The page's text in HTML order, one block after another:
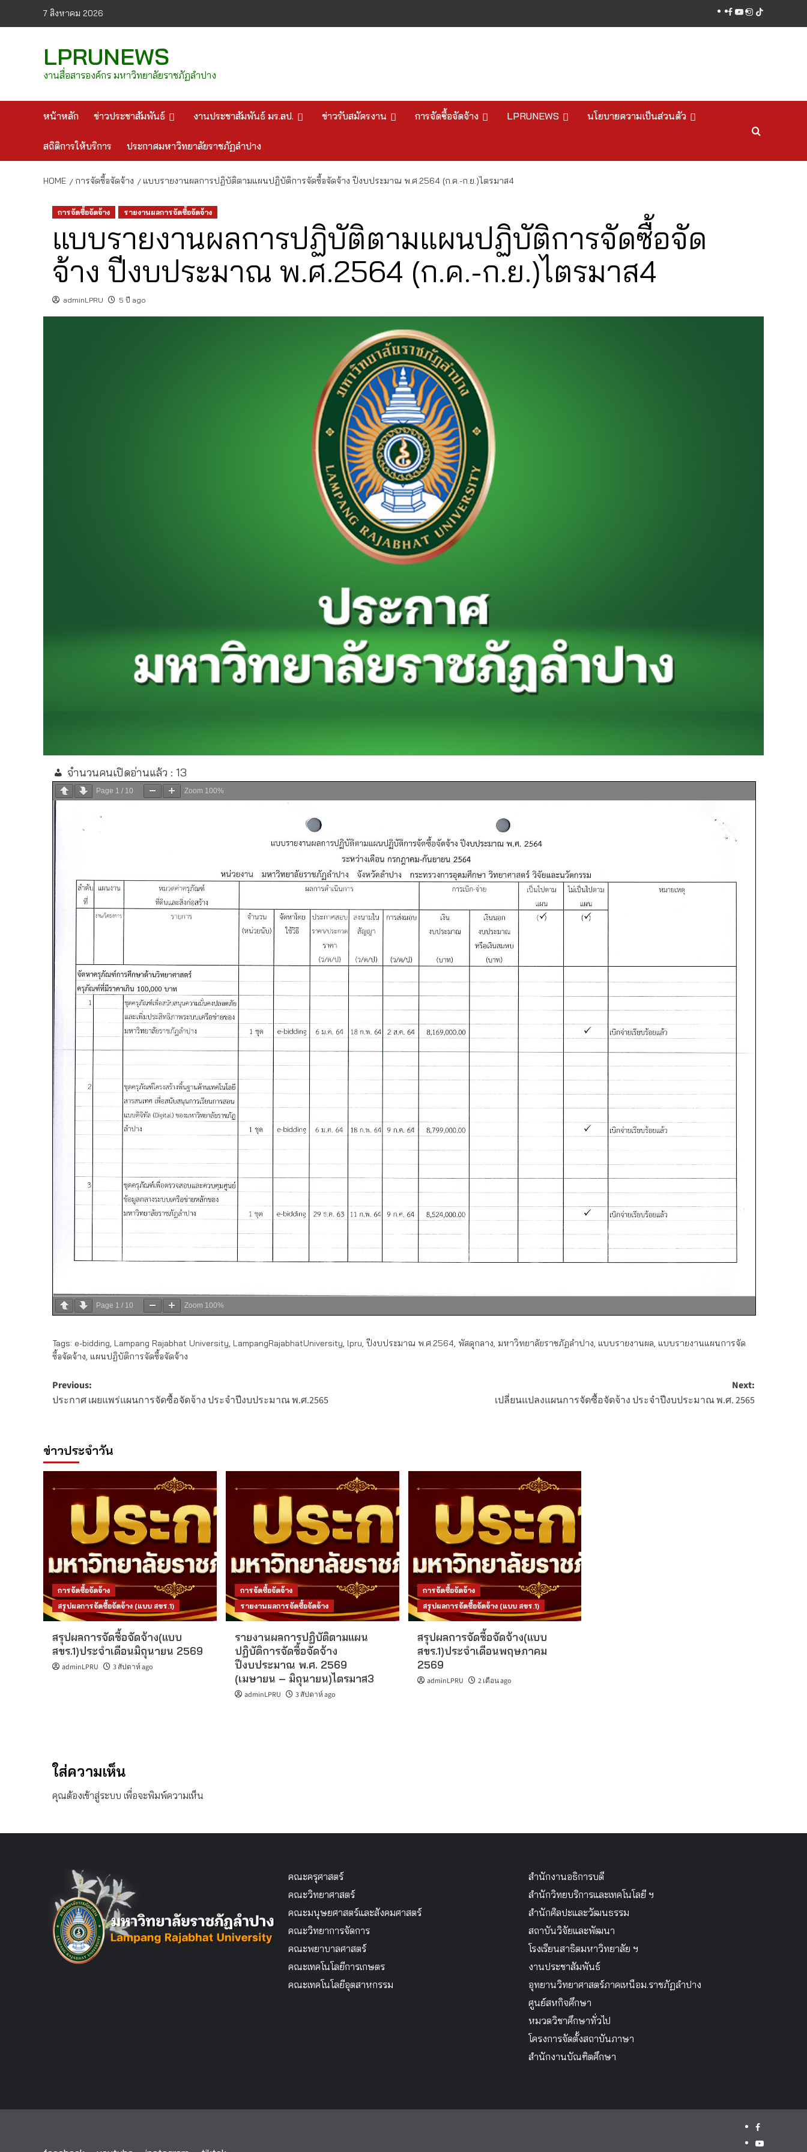
7 สิงหาคม 2026 facebook
youtube
instagram
tiktok
LPRUNEWS
งานสื่อสารองค์กร มหาวิทยาลัยราชภัฏลำปาง
หน้าหลัก ข่าวประชาสัมพันธ์ งานประชาสัมพันธ์ มร.ลป. ข่าวรับสมัครงาน การจัดซื้อจัดจ้าง LPRUNEWS นโยบายความเป็นส่วนตัว
สถิติการให้บริการ ประกาศมหาวิทยาลัยราชภัฏลำปาง
HOME การจัดซื้อจัดจ้าง แบบรายงานผลการปฏิบัติตามแผนปฏิบัติการจัดซื้อจัดจ้าง ปีงบประมาณ พ.ศ.2564 (ก.ค.-ก.ย.)ไตรมาส4
การจัดซื้อจัดจ้าง รายงานผลการจัดซื้อจัดจ้าง
แบบรายงานผลการปฏิบัติตามแผนปฏิบัติการจัดซื้อจัด
จ้าง ปีงบประมาณ พ.ศ.2564 (ก.ค.-ก.ย.)ไตรมาส4
adminLPRU 5 ปี ago
จำนวนคนเปิดอ่านแล้ว : 13
Page 1 / 10 Zoom 100%
Page 1 / 10 Zoom 100%
Tags: e-bidding, Lampang Rajabhat University, LampangRajabhatUniversity, lpru, ปีงบประมาณ พ.ศ.2564, พัสดุกลาง, มหาวิทยาลัยราชภัฏลำปาง, แบบรายงานผล, แบบรายงานแผนการจัด
ซื้อจัดจ้าง, แผนปฏิบัติการจัดซื้อจัดจ้าง
Post
navigation
Previous:
ประกาศ เผยแพร่แผนการจัดซื้อจัดจ้าง ประจำปีงบประมาณ พ.ศ.2565
Next:
เปลี่ยนแปลงแผนการจัดซื้อจัดจ้าง ประจำปีงบประมาณ พ.ศ. 2565
ข่าวประจำวัน
การจัดซื้อจัดจ้าง
สรุปผลการจัดซื้อจัดจ้าง (แบบ สขร.1)
สรุปผลการจัดซื้อจัดจ้าง(แบบ
สขร.1)ประจำเดือนมิถุนายน 2569
adminLPRU 3 สัปดาห์ ago
การจัดซื้อจัดจ้าง
รายงานผลการจัดซื้อจัดจ้าง
รายงานผลการปฏิบัติตามแผน
ปฏิบัติการจัดซื้อจัดจ้าง
ปีงบประมาณ พ.ศ. 2569
(เมษายน – มิถุนายน)ไตรมาส3
adminLPRU 3 สัปดาห์ ago
การจัดซื้อจัดจ้าง
สรุปผลการจัดซื้อจัดจ้าง (แบบ สขร.1)
สรุปผลการจัดซื้อจัดจ้าง(แบบ
สขร.1)ประจำเดือนพฤษภาคม
2569
adminLPRU 2 เดือน ago
ใส่ความเห็น
คุณต้องเข้าสู่ระบบ เพื่อจะพิมพ์ความเห็น
คณะครุศาสตร์
คณะวิทยาศาสตร์
คณะมนุษยศาสตร์และสังคมศาสตร์
คณะวิทยาการจัดการ
คณะพยาบาลศาสตร์
คณะเทคโนโลยีการเกษตร
คณะเทคโนโลยีอุตสาหกรรม
สำนักงานอธิการบดี
สำนักวิทยบริการและเทคโนโลยี ฯ
สำนักศิลปะและวัฒนธรรม
สถาบันวิจัยและพัฒนา
โรงเรียนสาธิตมหาวิทยาลัย ฯ
งานประชาสัมพันธ์
อุทยานวิทยาศาสตร์ภาคเหนือม.ราชภัฏลำปาง
ศูนย์สหกิจศึกษา
หมวดวิชาศึกษาทั่วไป
โครงการจัดตั้งสถาบันภาษา
สำนักงานบัณฑิตศึกษา
facebook
youtube